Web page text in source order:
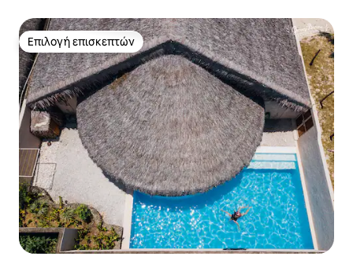
Επιλογή επισκεπτών
Επιλογή επισκεπτών